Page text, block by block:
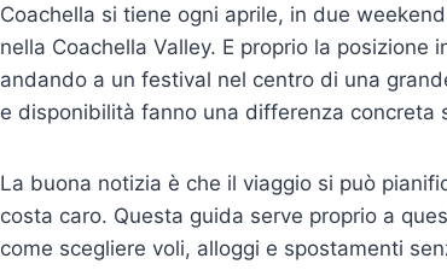
Coachella si tiene ogni aprile, in due
nella Coachella Valley. E proprio la posizione
andando a un festival nel centro di una
e disponibilità fanno una differenza concreta
La buona notizia è che il viaggio si può
costa caro. Questa guida serve proprio a
come scegliere voli, alloggi e spostamenti